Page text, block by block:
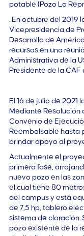
potable (Pozo La
. En octubre del 2019
Vicepresidencia de
Desarrollo de
recursos en una
Administrativa de la
Presidente de la CAF
El 16 de julio de 2021
Mediante Resolución
Convenio de
Reembolsable hasta
brindar apoyo al
Actualmente el
primera fase,
nuevo pozo en las
el cual tiene 80
del campus y está
de 7,5 hp, tablero
sistema de cloración.
pozo existente de la